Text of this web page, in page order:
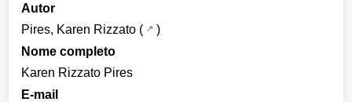
Autor
Pires, Karen Rizzato (
)
Nome completo
Karen Rizzato Pires
E-mail